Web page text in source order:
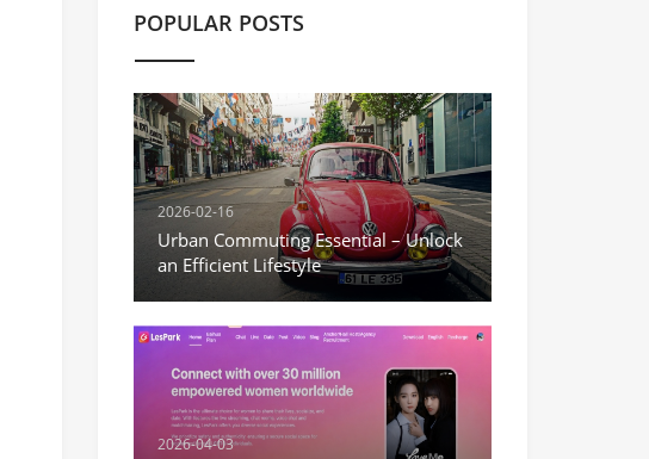
POPULAR POSTS
2026-02-16
Urban Commuting Essential – Unlock
an Efficient Lifestyle
2026-04-03